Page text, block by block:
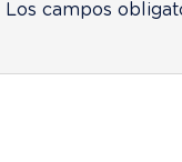
Los campos